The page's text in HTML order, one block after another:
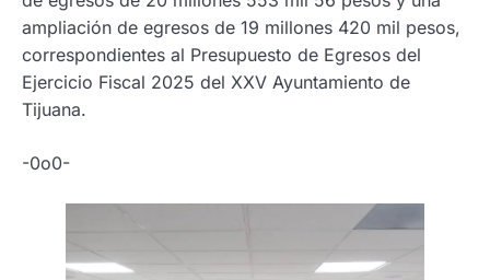
ampliación de egresos de 19 millones 420 mil pesos,
correspondientes al Presupuesto de Egresos del
Ejercicio Fiscal 2025 del XXV Ayuntamiento de
Tijuana.
-0o0-